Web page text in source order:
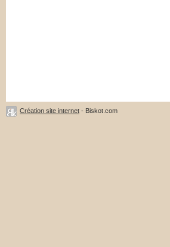
Création site internet - Biskot.com